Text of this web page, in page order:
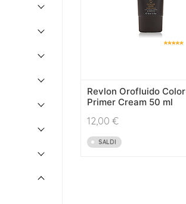
Revlon Orofluido Color
Primer Cream 50 ml
12,00 €
SALDI